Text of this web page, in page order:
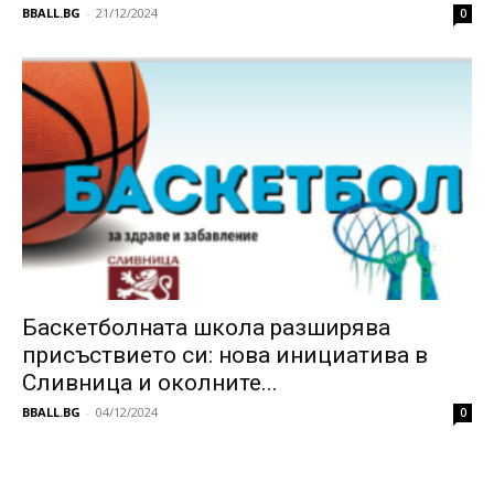
BBALL.BG - 21/12/2024 0
Баскетболната школа разширява
присъствието си: нова инициатива в
Сливница и околните...
BBALL.BG - 04/12/2024 0